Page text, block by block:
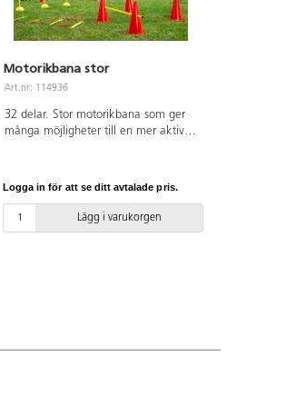
Motorikbana stor
Art.nr: 114936
32 delar. Stor motorikbana som ger
många möjligheter till en mer aktiv
Logga in för att se ditt avtalade pris.
Lägg i varukorgen